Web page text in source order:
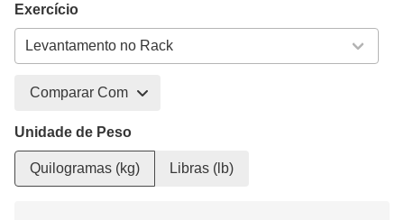
Exercício
Comparar Com
Unidade de Peso
Quilogramas (kg) Libras (lb)